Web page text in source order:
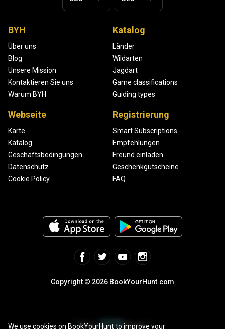
BYH
Über uns
Blog
Unsere Mission
Kontaktieren Sie uns
Warum BYH
Katalog
Länder
Wildarten
Jagdart
Game classifications
Guiding types
Webseite
Karte
Katalog
Geschäftsbedingungen
Datenschutz
Cookie Policy
Registrierung
Smart Subscriptions
Empfehlungen
Freund einladen
Geschenkgutscheine
FAQ
Copyright © 2026 BookYourHunt.com
We use cookies on BookYourHunt to improve your